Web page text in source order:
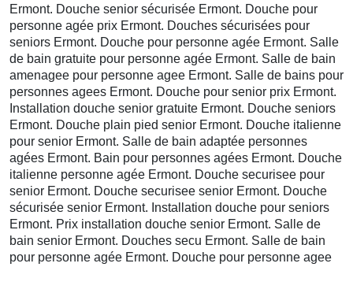
Ermont. Douche senior sécurisée Ermont. Douche pour
personne agée prix Ermont. Douches sécurisées pour
seniors Ermont. Douche pour personne agée Ermont. Salle
de bain gratuite pour personne agée Ermont. Salle de bain
amenagee pour personne agee Ermont. Salle de bains pour
personnes agees Ermont. Douche pour senior prix Ermont.
Installation douche senior gratuite Ermont. Douche seniors
Ermont. Douche plain pied senior Ermont. Douche italienne
pour senior Ermont. Salle de bain adaptée personnes
agées Ermont. Bain pour personnes agées Ermont. Douche
italienne personne agée Ermont. Douche securisee pour
senior Ermont. Douche securisee senior Ermont. Douche
sécurisée senior Ermont. Installation douche pour seniors
Ermont. Prix installation douche senior Ermont. Salle de
bain senior Ermont. Douches secu Ermont. Salle de bain
pour personne agée Ermont. Douche pour personne agee